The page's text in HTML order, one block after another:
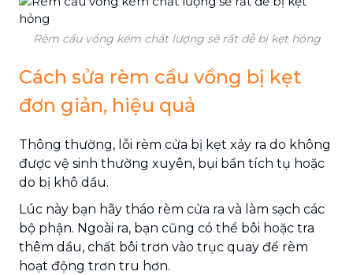
Rèm cầu vồng kém chất lượng sẽ rất dễ bị kẹt hỏng
Cách sửa rèm cầu vồng bị kẹt
đơn giản, hiệu quả
Thông thường, lỗi rèm cửa bị kẹt xảy ra do không
được vệ sinh thường xuyên, bụi bẩn tích tụ hoặc
do bị khô dầu.
Lúc này bạn hãy tháo rèm cửa ra và làm sạch các
bộ phận. Ngoài ra, bạn cũng có thể bôi hoặc tra
thêm dầu, chất bôi trơn vào trục quay để rèm
hoạt động trơn tru hơn.